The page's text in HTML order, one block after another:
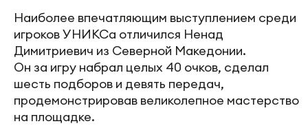
Наиболее впечатляющим выступлением среди
игроков УНИКСа отличился Ненад
Димитриевич из Северной Македонии.
Он за игру набрал целых 40 очков, сделал
шесть подборов и девять передач,
продемонстрировав великолепное мастерство
на площадке.